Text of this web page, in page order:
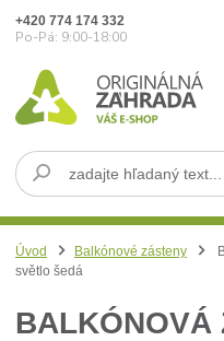
+420 774 174 332
Po-Pá: 9:00-18:00
Úvod Balkónové zásteny
světlo šedá
BALKÓNOVÁ